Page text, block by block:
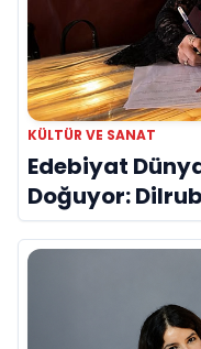
KÜLTÜR VE SANAT
Edebiyat
Doğuyor:
Evreni